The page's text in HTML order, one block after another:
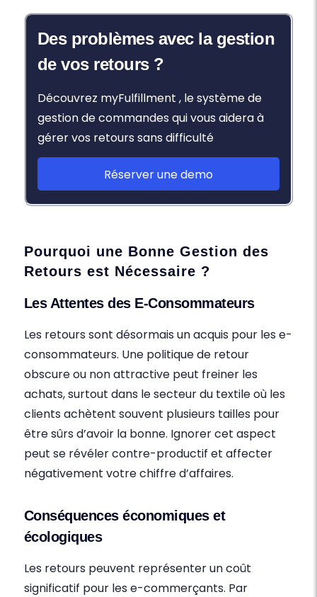
Des problèmes avec la gestion
de vos retours ?
Découvrez myFulfillment , le système de
gestion de commandes qui vous aidera à
gérer vos retours sans difficulté
Réserver une demo
Pourquoi une Bonne Gestion des
Retours est Nécessaire ?
Les Attentes des E-Consommateurs
Les retours sont désormais un acquis pour les e-
consommateurs. Une politique de retour
obscure ou non attractive peut freiner les
achats, surtout dans le secteur du textile où les
clients achètent souvent plusieurs tailles pour
être sûrs d’avoir la bonne. Ignorer cet aspect
peut se révéler contre-productif et affecter
négativement votre chiffre d’affaires.
Conséquences économiques et
écologiques
Les retours peuvent représenter un coût
significatif pour les e-commerçants. Par